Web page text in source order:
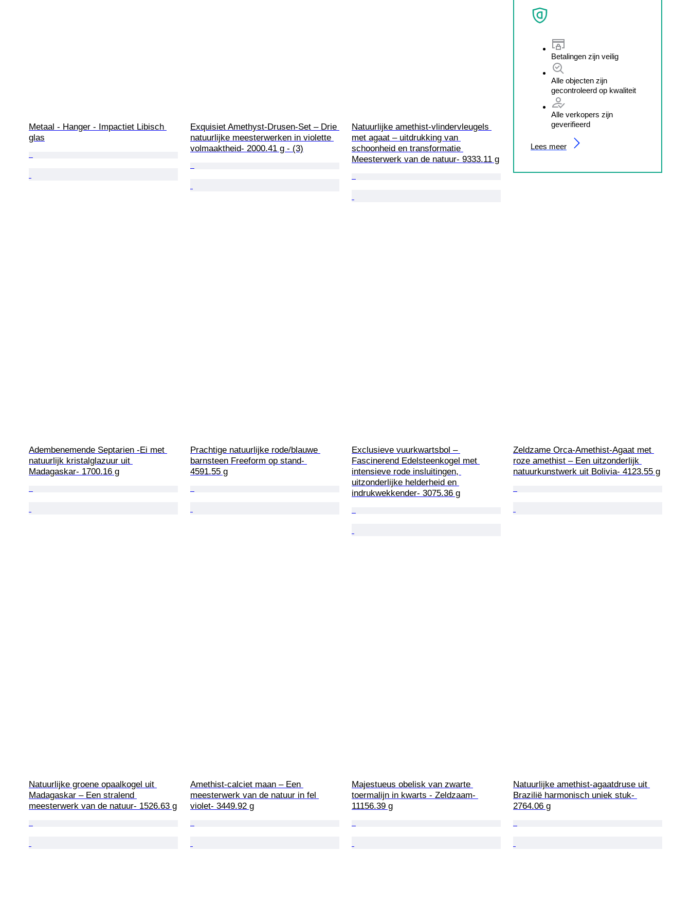
Betalingen zijn veilig
Alle objecten zijn
gecontroleerd op kwaliteit
Alle verkopers zijn
geverifieerd
Lees meer
Metaal - Hanger - Impactiet Libisch
glas
Exquisiet Amethyst-Drusen-Set – Drie
natuurlijke meesterwerken in violette
volmaaktheid- 2000.41 g - (3)
Natuurlijke amethist-vlindervleugels
met agaat – uitdrukking van
schoonheid en transformatie
Meesterwerk van de natuur- 9333.11 g
Adembenemende Septarien -Ei met
natuurlijk kristalglazuur uit
Madagaskar- 1700.16 g
Prachtige natuurlijke rode/blauwe
barnsteen Freeform op stand-
4591.55 g
Exclusieve vuurkwartsbol –
Fascinerend Edelsteenkogel met
intensieve rode insluitingen,
uitzonderlijke helderheid en
indrukwekkender- 3075.36 g
Zeldzame Orca-Amethist-Agaat met
roze amethist – Een uitzonderlijk
natuurkunstwerk uit Bolivia- 4123.55 g
Natuurlijke groene opaalkogel uit
Madagaskar – Een stralend
meesterwerk van de natuur- 1526.63 g
Amethist-calciet maan – Een
meesterwerk van de natuur in fel
violet- 3449.92 g
Majestueus obelisk van zwarte
toermalijn in kwarts - Zeldzaam-
11156.39 g
Natuurlijke amethist-agaatdruse uit
Brazilië harmonisch uniek stuk-
2764.06 g